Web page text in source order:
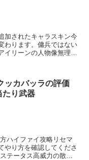
加されたキャラスキン今
わります。傭兵ではない
リーンの人物像無理な
ッカバッラの評価
たり武器
ハイファイ攻略リセマ
やり方を確認してくださ
テータス高威力の散弾